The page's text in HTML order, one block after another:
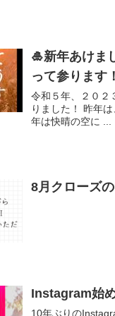
🎍新年あけま
って参ります！
令和５年、２０２
りました！ 昨年
年は快晴の空に ...
8月クローズ
Instagram始
10年ぶりの